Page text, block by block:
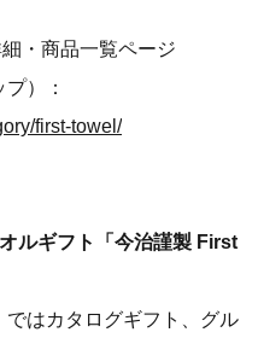
・商品一覧ページ
）：
first-towel/
ルギフト「今治謹製 First
ではカタログギフト、グル